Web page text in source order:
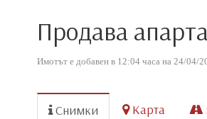
Продава
Имотът е добавен в 12:04 часа на 24/04/
Снимки Карта